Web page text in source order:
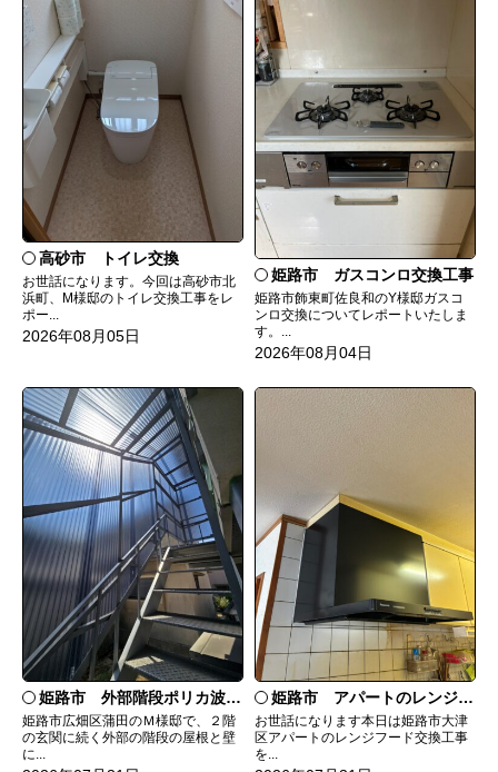
高砂市 トイレ交換
お世話になります。今回は高砂市北
浜町、M様邸のトイレ交換工事をレ
ポー...
2026年08月05日
姫路市 ガスコンロ交換工事
姫路市飾東町佐良和のY様邸ガスコ
ンロ交換についてレポートいたしま
す。...
2026年08月04日
姫路市 外部階段ポリカ波板張替工事
姫路市広畑区蒲田のＭ様邸で、２階
の玄関に続く外部の階段の屋根と壁
に...
姫路市 アパートのレンジフード交換
お世話になります本日は姫路市大津
区アパートのレンジフード交換工事
を...